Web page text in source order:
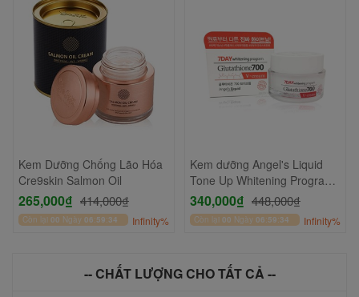
Kem Dưỡng Chống Lão Hóa
Cre9skin Salmon Oil
265,000₫ 414,000₫
Còn lại 00 Ngày 06:59:33 Infinity%
Kem dưỡng Angel's Liquid
Tone Up Whitening Program
Glutathione 700 V-Cream
50ml
340,000₫ 448,000₫
Còn lại 00 Ngày 06:59:33 Infinity%
-- CHẤT LƯỢNG CHO TẤT CẢ --